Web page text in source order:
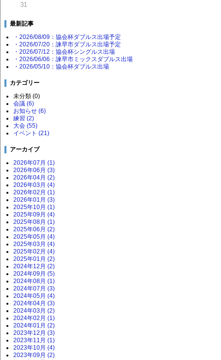
31
最新記事
・2026/08/09：協会杯ダブルス出場予定
・2026/07/20：諫早市ダブルス出場予定
・2026/07/12：協会杯シングルス出場
・2026/06/06：諫早市ミックスダブルス出場
・2026/05/10：協会杯ダブルス出場
カテゴリー
未分類 (0)
会議 (6)
お知らせ (6)
練習 (2)
大会 (55)
イベント (21)
アーカイブ
2026年07月 (1)
2026年06月 (3)
2026年04月 (2)
2026年03月 (4)
2026年02月 (1)
2026年01月 (3)
2025年10月 (1)
2025年09月 (4)
2025年08月 (1)
2025年06月 (2)
2025年05月 (4)
2025年03月 (4)
2025年02月 (4)
2025年01月 (2)
2024年12月 (2)
2024年09月 (5)
2024年08月 (1)
2024年07月 (3)
2024年05月 (4)
2024年04月 (3)
2024年03月 (2)
2024年02月 (1)
2024年01月 (2)
2023年12月 (3)
2023年11月 (1)
2023年10月 (4)
2023年09月 (2)